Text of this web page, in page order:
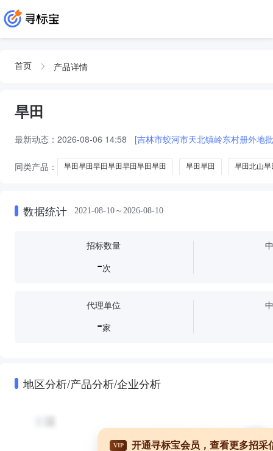
首页 产品详情
旱田
最新动态： 2026-08-06 14:58 [吉林市蛟河市天北镇岭东村册外地
同类产品： 旱田旱田早田旱田早田旱田旱田 旱田旱田 旱田北山旱
数据统计 2021-08-10～2026-08-10
招标数量
-次
代理单位
-家
地区分析/产品分析/企业分析
VIP 开通寻标宝会员，查看更多招采